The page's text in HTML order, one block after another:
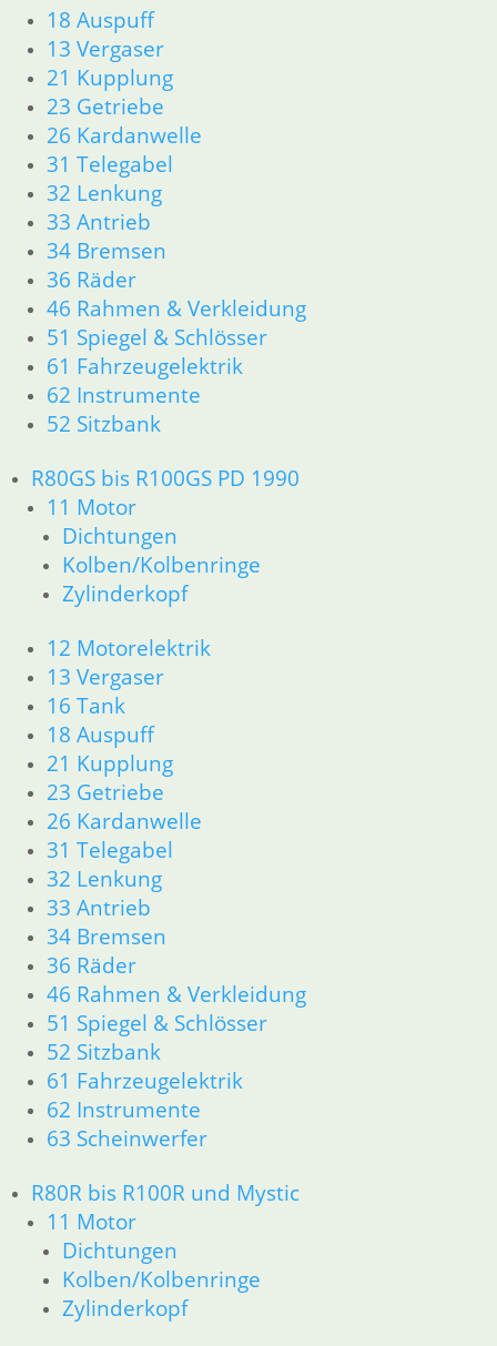
18 Auspuff
13 Vergaser
21 Kupplung
23 Getriebe
26 Kardanwelle
31 Telegabel
32 Lenkung
33 Antrieb
34 Bremsen
36 Räder
46 Rahmen & Verkleidung
51 Spiegel & Schlösser
61 Fahrzeugelektrik
62 Instrumente
52 Sitzbank
R80GS bis R100GS PD 1990
11 Motor
Dichtungen
Kolben/Kolbenringe
Zylinderkopf
12 Motorelektrik
13 Vergaser
16 Tank
18 Auspuff
21 Kupplung
23 Getriebe
26 Kardanwelle
31 Telegabel
32 Lenkung
33 Antrieb
34 Bremsen
36 Räder
46 Rahmen & Verkleidung
51 Spiegel & Schlösser
52 Sitzbank
61 Fahrzeugelektrik
62 Instrumente
63 Scheinwerfer
R80R bis R100R und Mystic
11 Motor
Dichtungen
Kolben/Kolbenringe
Zylinderkopf
52 Sitzbank
R80GS bis R100GS PD 1990
11 Motor
Dichtungen
Kolben/Kolbenringe
Zylinderkopf
12 Motorelektrik
13 Vergaser
16 Tank
18 Auspuff
21 Kupplung
23 Getriebe
26 Kardanwelle
31 Telegabel
32 Lenkung
33 Antrieb
34 Bremsen
46 Rahmen & Verkleidung
51 Spiegel & Schlösser
52 Sitzbank
61 Fahrzeugelektrik
62 Instrumente
63 Scheinwerfer
11 Motor
Dichtungen
Kolben/Kolbenringe
Zylinderkopf
12 Motorelektrik
13 Vergaser
16 Tank __Mystic
18 Auspuff
21 Kupplung
23 Getriebe
26 Kardanwelle
31 Telegabel
32 Lenkung
33 Antrieb
34 Bremsen
36 Räder
46 Rahmen & Verkleidung
51 Spiegel & Schlösser
61 Fahrzeugelektrik
62 Instrumente
52 Sitzbank
Ersatzteile
Aufkleber
K-Modelle Aufkleber
GS Modelle Aufkleber
Dekorsätze Aufkleber